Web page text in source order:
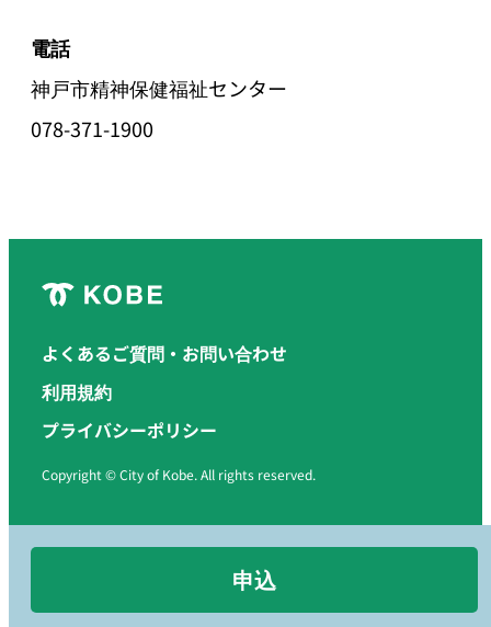
電話
神戸市精神保健福祉センター
078-371-1900
申込
よくあるご質問・お問い合わせ
利用規約
プライバシーポリシー
Copyright © City of Kobe. All rights reserved.